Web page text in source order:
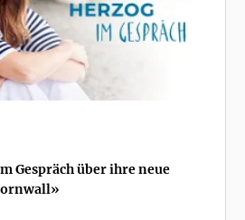
Gespräch über ihre neue